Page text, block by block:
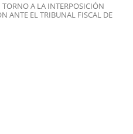
A LA INTERPOSICIÓN
ANTE EL TRIBUNAL FISCAL DE